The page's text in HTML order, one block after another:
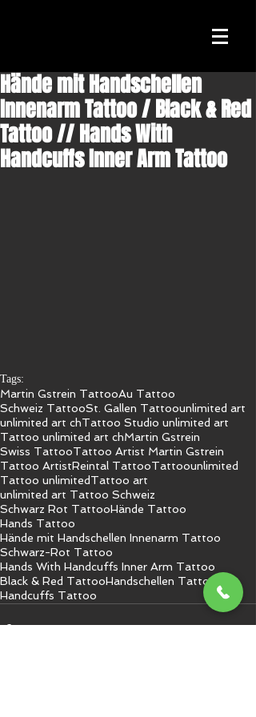
Hände mit Handschellen
Innenarm Tattoo / Black & Red
Tattoo // Hands With
Handcuffs Inner Arm Tattoo
Tags:
Martin Gstrein TattooAu Tattoo
Schweiz TattooSt. Gallen Tattoounlimited art
unlimited art chTattoo Studio unlimited art
Tattoo unlimited art chMartin Gstrein
Swiss TattooTattoo Artist Martin Gstrein
Tattoo ArtistReintal TattooTattoounlimited
Tattoo unlimitedTattoo art
unlimited art Tattoo Schweiz
Schwarz Rot TattooHände Tattoo
Hands Tattoo
Hände mit Handschellen Innenarm Tattoo
Schwarz-Rot Tattoo
Hands With Handcuffs Inner Arm Tattoo
Black & Red TattooHandschellen Tattoo
Handcuffs Tattoo